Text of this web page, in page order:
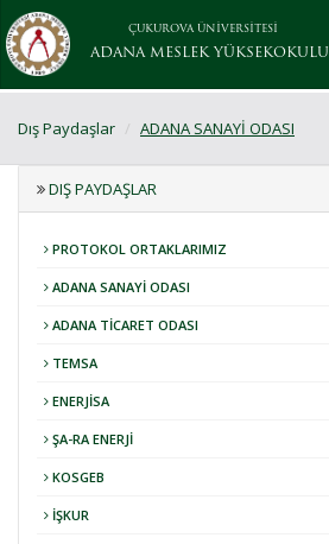
ÇUKUROVA ÜNİVERSİTESİ
ADANA MESLEK YÜKSEKOKULU
Dış Paydaşlar ADANA SANAYİ ODASI
DIŞ PAYDAŞLAR
PROTOKOL ORTAKLARIMIZ
ADANA SANAYİ ODASI
ADANA TİCARET ODASI
TEMSA
ENERJİSA
ŞA-RA ENERJİ
KOSGEB
İŞKUR